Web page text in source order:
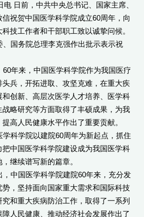
日前，中共中央总书记、国家主席、
祝贺中国医学科学院成立60周年，向
技工作者和干部职工致以诚挚问候。
国务院总理李克强作出批示表示祝
年来，中国医学科学院作为我国医疗
兵，开拓进取、攻坚克难，在重大疾
创新、高层次医学人才培养、医学科
略研究等方面取得了丰硕成果，为我
高人民健康水平作出了重要贡献。
科学院以建院60周年为新起点，抓住
中国医学科学院建设成为我国医学科
继续谱写新的篇章。
中国医学科学院建院60年来，充分发
，坚持面向国家重大需求和国际科技
和重大疾病防治工作，取得了一系列
人民健康、推动经济社会发展作出了